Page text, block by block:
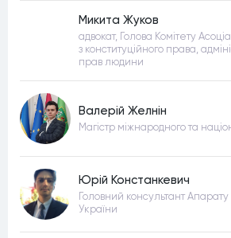
Микита Жуков
адвокат, Голова Комітету
з конституційного права,
прав людини
Валерій Желнін
Магістр міжнародного та
Юрій Констанкевич
Головний консультант
України